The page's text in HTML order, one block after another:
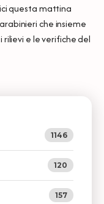
questa mattina
che insieme
e le verifiche del
1146
120
157